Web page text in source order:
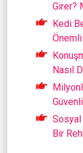
Girer?
Kedi
Nasıl
Sosyal
Bir